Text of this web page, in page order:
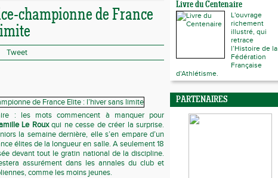
championne de France
Tweet
: les mots commencent à manquer pour
Le Rouxqui ne cesse de créer la surprise.
la semaine dernière, elle s’en empare d’un
élites de la longueur en salle. A seulement 18
devant tout le gratin national de la discipline.
assurément dans les annales du club et
comme les moins jeunes.
Livre du Centenaire
L'ouvrage
richement
illustré, qui
retrace
l’Histoire de la
Fédération
Française
d'Athlétisme.
PARTENAIRES